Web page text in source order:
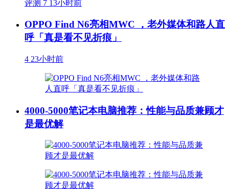
评测 7 13小时前
OPPO Find N6亮相MWC ，老外媒体和路人直
呼「真是看不见折痕」
4 23小时前
4000-5000笔记本电脑推荐：性能与品质兼顾才
是最优解